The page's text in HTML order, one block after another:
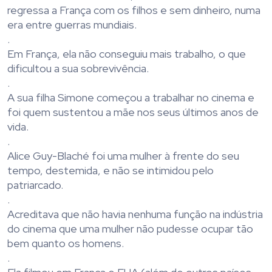
regressa a França com os filhos e sem dinheiro, numa
era entre guerras mundiais.
.
Em França, ela não conseguiu mais trabalho, o que
dificultou a sua sobrevivência.
.
A sua filha Simone começou a trabalhar no cinema e
foi quem sustentou a mãe nos seus últimos anos de
vida.
.
Alice Guy-Blaché foi uma mulher à frente do seu
tempo, destemida, e não se intimidou pelo
patriarcado.
.
Acreditava que não havia nenhuma função na indústria
do cinema que uma mulher não pudesse ocupar tão
bem quanto os homens.
.